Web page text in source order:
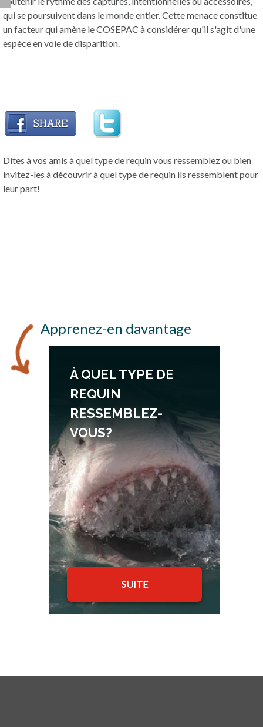
qui se poursuivent dans le monde entier. Cette menace constitue
un facteur qui amène le COSEPAC à considérer qu'il s'agit d'une
espèce en voie de disparition.
Dites à vos amis à quel type de requin vous ressemblez ou bien
invitez-les à découvrir à quel type de requin ils ressemblent pour
leur part!
Apprenez-en davantage
À QUEL TYPE DE
REQUIN
RESSEMBLEZ-
VOUS?
SUITE